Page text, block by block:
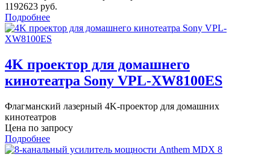
1192623 руб.
Подробнее
4K проектор для домашнего
кинотеатра Sony VPL-XW8100ES
Флагманский лазерный 4K-проектор для домашних
кинотеатров
Цена по запросу
Подробнее